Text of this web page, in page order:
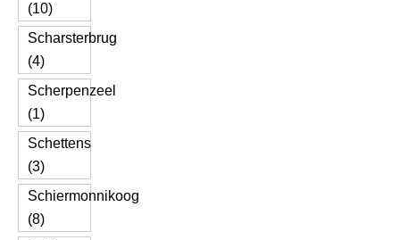
(10)
Scharsterbrug
(4)
Scherpenzeel
(1)
Schettens
(3)
Schiermonnikoog
(8)